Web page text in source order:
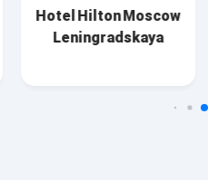
Hotel Hilton Moscow
Leningradskaya